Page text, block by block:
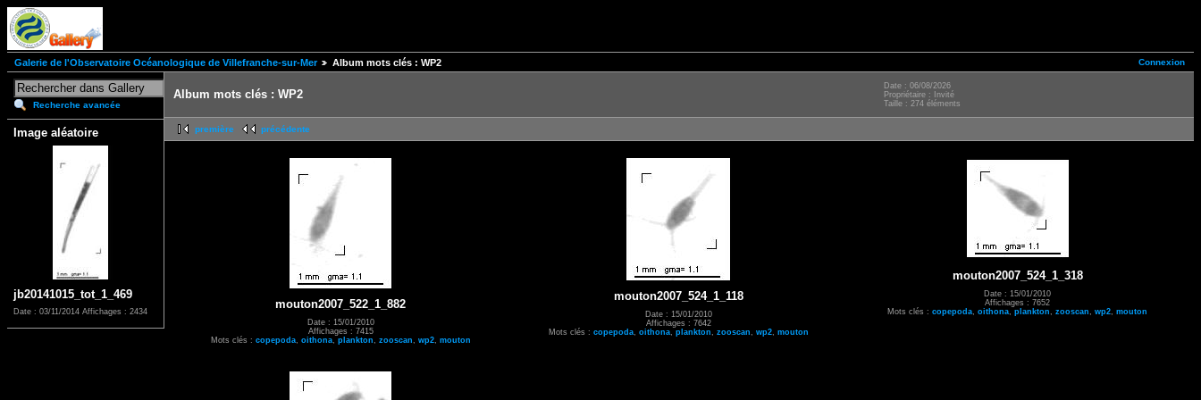
Connexion
Galerie de l'Observatoire Océanologique de Villefranche-sur-Mer Album mots clés : WP2
Recherche avancée
Image aléatoire
jb20141015_tot_1_469
Date : 03/11/2014 Affichages : 2434
Album mots clés : WP2
Date : 06/08/2026
Propriétaire : Invité
Taille : 274 éléments
première précédente
mouton2007_522_1_882
Date : 15/01/2010
Affichages : 7415
Mots clés : copepoda, oithona, plankton zooscan wp2, mouton
mouton2007_524_1_118
Date : 15/01/2010
Affichages : 7642
Mots clés : copepoda oithona plankton zooscan wp2 mouton
mouton2007_524_1_318
Date : 15/01/2010
Affichages : 7652
Mots clés : copepoda oithona plankton zooscan wp2 mouton